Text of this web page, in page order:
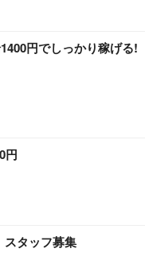
円でしっかり稼げる!
円
スタッフ募集